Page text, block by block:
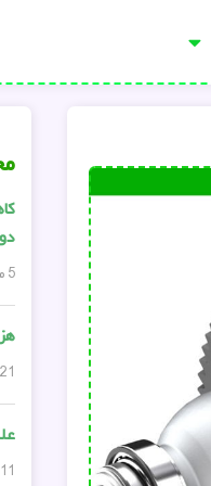
5 مارس, 2024
21 مارس, 2024
11 فوریه, 2025